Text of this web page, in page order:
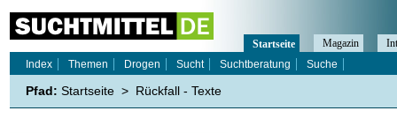
Startseite Magazin
Index
Themen Drogen Sucht Suchtberatung Suche
Pfad: Startseite > Rückfall - Texte